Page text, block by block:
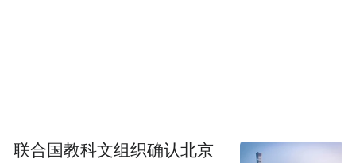
联合国教科文组织确认北京